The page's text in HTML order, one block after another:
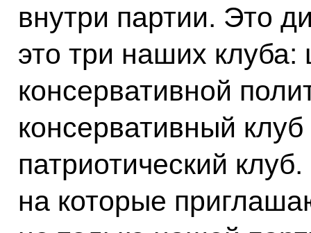
внутри партии. Это
это три наших клуба:
консервативной
консервативный
патриотический
на которые